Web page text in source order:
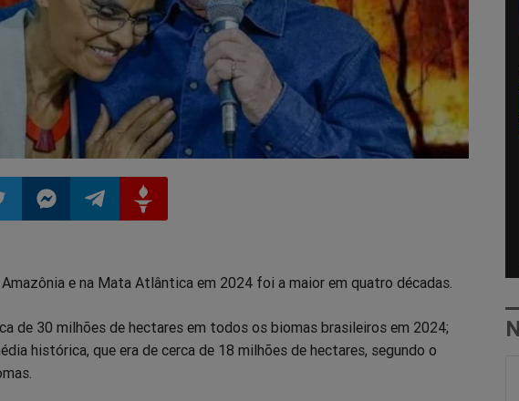
no
Messenger
no
Telegram
no
Gettr
Amazônia e na Mata Atlântica em 2024 foi a maior em quatro décadas.
de 30 milhões de hectares em todos os biomas brasileiros em 2024;
histórica, que era de cerca de 18 milhões de hectares, segundo o